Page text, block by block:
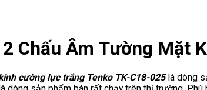
Chấu Âm Tường Mặt
cường lực trắng Tenko TK-C18-025là dòng